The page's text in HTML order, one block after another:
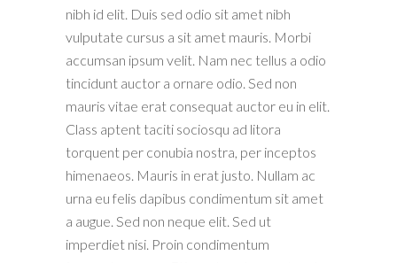
nibh id elit. Duis sed odio sit amet nibh
vulputate cursus a sit amet mauris. Morbi
accumsan ipsum velit. Nam nec tellus a odio
tincidunt auctor a ornare odio. Sed non
mauris vitae erat consequat auctor eu in elit.
Class aptent taciti sociosqu ad litora
torquent per conubia nostra, per inceptos
himenaeos. Mauris in erat justo. Nullam ac
urna eu felis dapibus condimentum sit amet
a augue. Sed non neque elit. Sed ut
imperdiet nisi. Proin condimentum